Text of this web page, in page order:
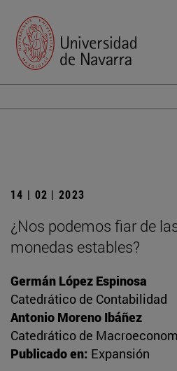
14 | 02 | 2023
¿Nos podemos fiar de
monedas estables?
Germán López Espinosa
Catedrático de Contabilidad
Antonio Moreno Ibáñez
Catedrático de
Publicado en: Expansión